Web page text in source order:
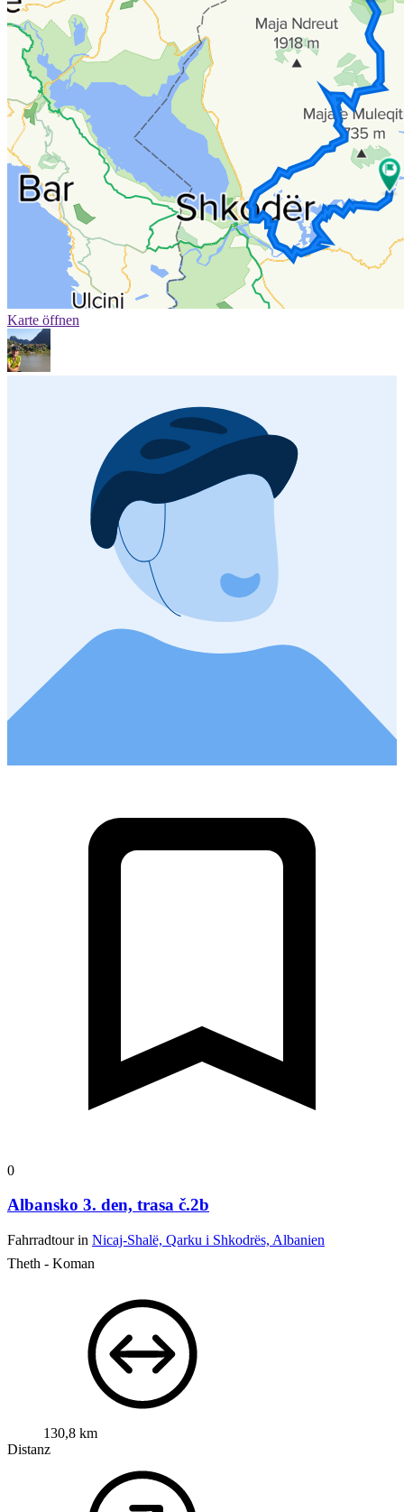
Karte öffnen
0
Albansko 3. den, trasa č.2b
Fahrradtour in Nicaj-Shalë, Qarku i Shkodrës, Albanien
Theth - Koman
130,8 km
Distanz